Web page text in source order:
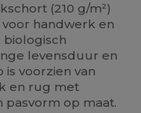
(210 g/m²)
handwerk en
biologisch
levensduur en
voorzien van
en rug met
pasvorm op maat.